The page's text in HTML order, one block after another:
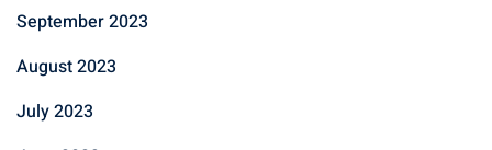
September 2023
August 2023
July 2023